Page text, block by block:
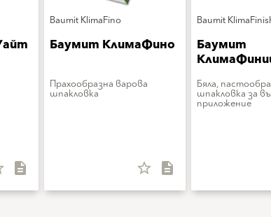
description
Baumit KlimaFino
Баумит КлимаФино
Прахообразна варова
шпакловка
star_border description
Baumit
Баумит
Бяла,
шпакловка за
приложение